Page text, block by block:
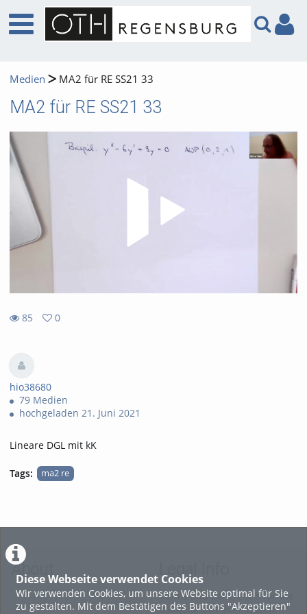
Diese Webseite verwendet Cookies
Wir verwenden Cookies, um unsere Website optimal für Sie
zu gestalten. Mit dem Bestätigen des Buttons "Akzeptieren"
Medien MA2 für RE SS21 33
MA2 für RE SS21 33
85
0
hio38680
79 Medien
hochgeladen 21. Juni 2021
Lineare DGL mit kK
Tags: ma2 re
About Legal Info
Terms and Conditions for the
Usage of this ViMP based